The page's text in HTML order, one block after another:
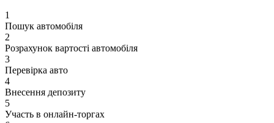
1
Пошук автомобіля
2
Розрахунок вартості автомобіля
3
Перевірка авто
4
Внесення депозиту
5
Участь в онлайн-торгах